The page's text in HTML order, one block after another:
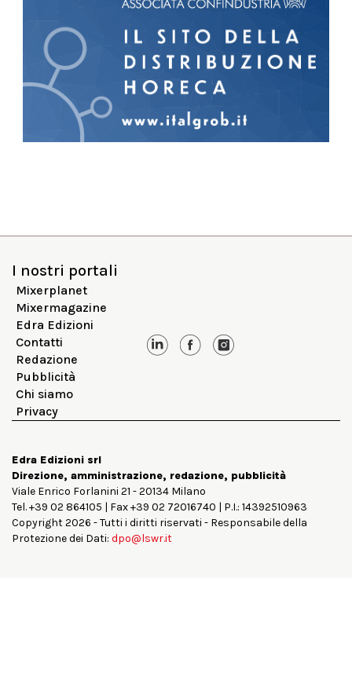
I nostri portali
Mixerplanet
Mixermagazine
Edra Edizioni
Contatti
Redazione
Pubblicità
Chi siamo
Privacy
Edra Edizioni srl
Direzione, amministrazione, redazione, pubblicità
Viale Enrico Forlanini 21 - 20134 Milano
Tel. +39 02 864105 | Fax +39 02 72016740 | P.I.: 14392510963
Copyright 2026 - Tutti i diritti riservati - Responsabile della
Protezione dei Dati: dpo@lswr.it